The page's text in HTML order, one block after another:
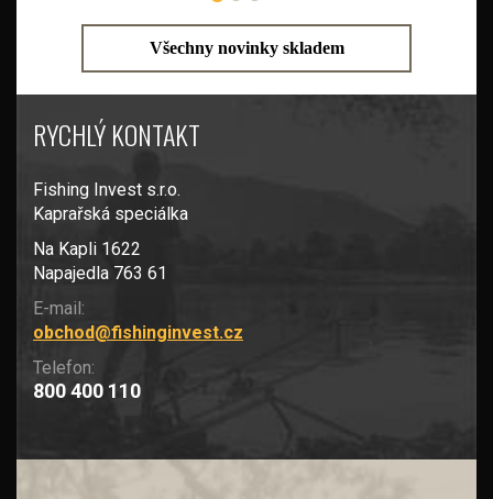
Všechny novinky skladem
RYCHLÝ KONTAKT
Fishing Invest s.r.o.
Kaprařská speciálka
Na Kapli 1622
Napajedla 763 61
E-mail:
obchod@fishinginvest.cz
Telefon:
800 400 110